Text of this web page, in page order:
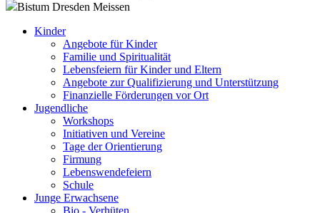
Bistum Dresden Meissen
Kinder
Angebote für Kinder
Familie und Spiritualität
Lebensfeiern für Kinder und Eltern
Angebote zur Qualifizierung und Unterstützung
Finanzielle Förderungen vor Ort
Jugendliche
Workshops
Initiativen und Vereine
Tage der Orientierung
Firmung
Lebenswendefeiern
Schule
Junge Erwachsene
Bio - Verhüten